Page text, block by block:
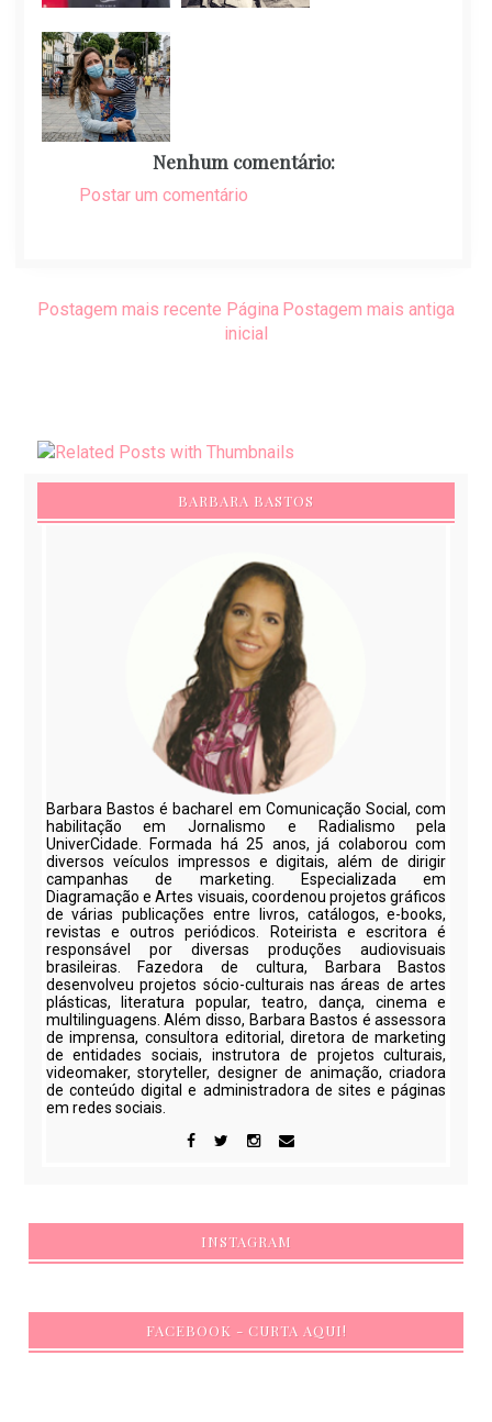
Nenhum comentário:
Postar um comentário
Postagem mais recente Postagem mais antiga
Página
inicial
BARBARA BASTOS
Barbara Bastos é bacharel em Comunicação Social, com
habilitação em Jornalismo e Radialismo pela
UniverCidade. Formada há 25 anos, já colaborou com
diversos veículos impressos e digitais, além de dirigir
campanhas de marketing. Especializada em
Diagramação e Artes visuais, coordenou projetos gráficos
de várias publicações entre livros, catálogos, e-books,
revistas e outros periódicos. Roteirista e escritora é
responsável por diversas produções audiovisuais
brasileiras. Fazedora de cultura, Barbara Bastos
desenvolveu projetos sócio-culturais nas áreas de artes
plásticas, literatura popular, teatro, dança, cinema e
multilinguagens. Além disso, Barbara Bastos é assessora
de imprensa, consultora editorial, diretora de marketing
de entidades sociais, instrutora de projetos culturais,
videomaker, storyteller, designer de animação, criadora
de conteúdo digital e administradora de sites e páginas
em redes sociais.
INSTAGRAM
FACEBOOK - CURTA AQUI!